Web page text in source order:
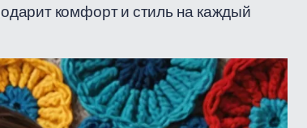
комфорт и стиль на каждый